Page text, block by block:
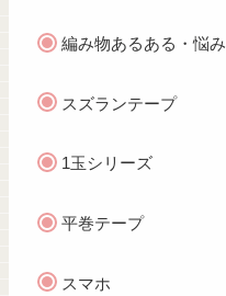
編み物あるある・悩み
スズランテープ
1玉シリーズ
平巻テープ
スマホ